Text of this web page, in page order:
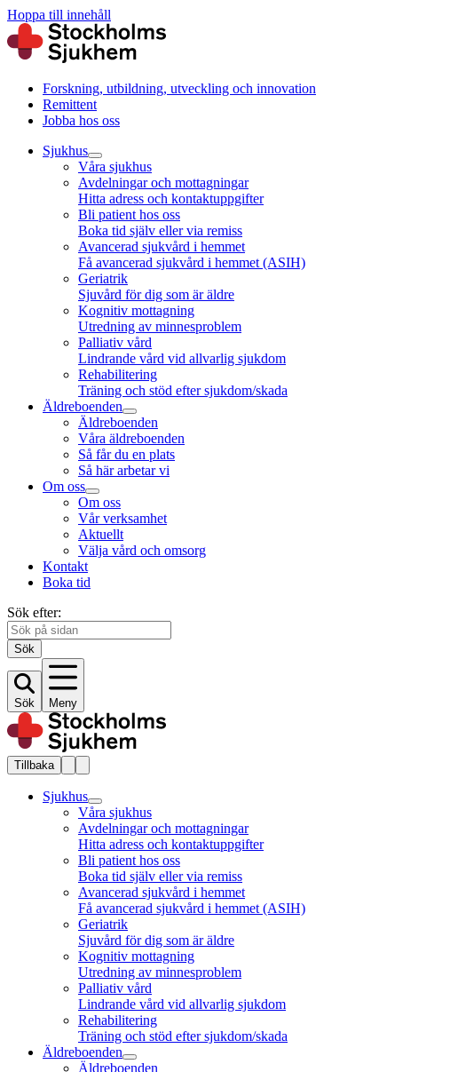
Hoppa till innehåll
Forskning, utbildning, utveckling och innovation
Remittent
Jobba hos oss
Sjukhus
Våra sjukhus
Avdelningar och mottagningar
Hitta adress och kontaktuppgifter
Bli patient hos oss
Boka tid själv eller via remiss
Avancerad sjukvård i hemmet
Få avancerad sjukvård i hemmet (ASIH)
Geriatrik
Sjuvård för dig som är äldre
Kognitiv mottagning
Utredning av minnesproblem
Palliativ vård
Lindrande vård vid allvarlig sjukdom
Rehabilitering
Träning och stöd efter sjukdom/skada
Äldreboenden
Äldreboenden
Våra äldreboenden
Så får du en plats
Så här arbetar vi
Om oss
Om oss
Vår verksamhet
Aktuellt
Välja vård och omsorg
Kontakt
Boka tid
Sök efter:
Sök
Sök Meny
Tillbaka
Sjukhus
Våra sjukhus
Avdelningar och mottagningar
Hitta adress och kontaktuppgifter
Bli patient hos oss
Boka tid själv eller via remiss
Avancerad sjukvård i hemmet
Få avancerad sjukvård i hemmet (ASIH)
Geriatrik
Sjuvård för dig som är äldre
Kognitiv mottagning
Utredning av minnesproblem
Palliativ vård
Lindrande vård vid allvarlig sjukdom
Rehabilitering
Träning och stöd efter sjukdom/skada
Äldreboenden
Äldreboenden